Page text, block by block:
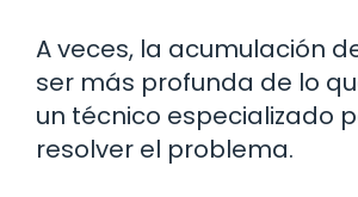
A veces, la acumulación
ser más profunda de lo
un técnico especializado
resolver el problema.